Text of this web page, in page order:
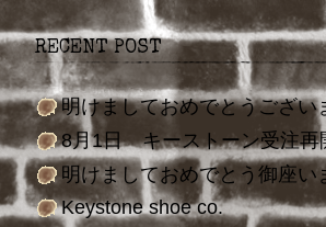
RECENT POST
明けましておめでとうござい
8月1日 キーストーン受注再
明けましておめでとう御座い
Keystone shoe co.